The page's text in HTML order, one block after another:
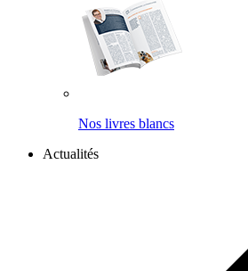
Nos livres blancs
Actualités